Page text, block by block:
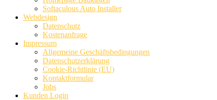
Softaculous Auto Installer
Webdesign
Datenschutz
Kostenanfrage
Impressum
Allgemeine Geschäftsbedingungen
Datenschutzerklärung
Cookie-Richtlinie (EU)
Kontaktformular
Jobs
Kunden Login